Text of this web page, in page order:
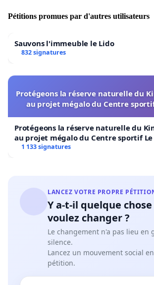
Pétitions promues par d'autres utilisateurs
Sauvons l'immeuble le Lido
832 signatures
Protégeons la réserve naturelle du
au projet mégalo du Centre sportif
Protégeons la réserve naturelle du
au projet mégalo du Centre sportif Le
1 133 signatures
LANCEZ VOTRE PROPRE
Y a-t-il quelque
voulez changer ?
Le changement n'a pas lieu en
silence.
Lancez un mouvement social
pétition.